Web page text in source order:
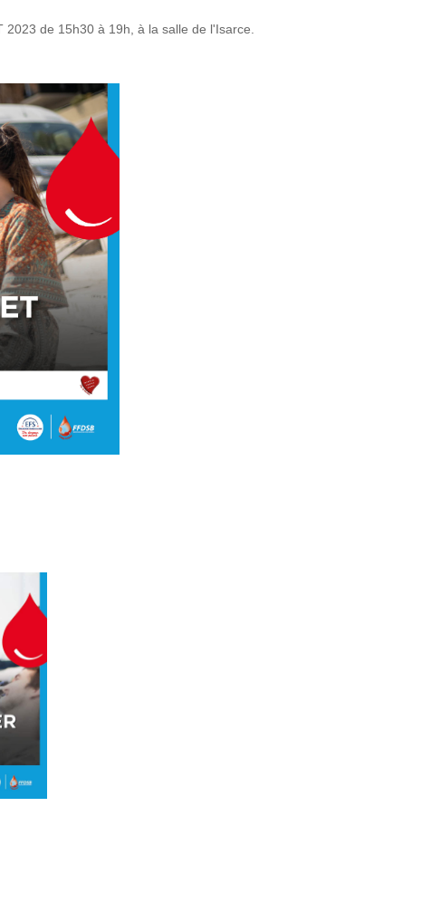
de 15h30 à 19h, à la salle de l'Isarce.